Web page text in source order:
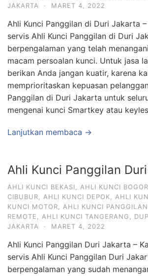
JAKARTA
· MARET 4, 2022
Ahli Kunci Panggilan di Duri Jakarta
servis Ahli Kunci Panggilan di Duri
berpengalaman yang telah
macam persoalan kunci. Untuk jasa
berikan Anda jangan kuatir, karena
memprioritaskan kepuasan
Panggilan di Duri Jakarta untuk
mengenai kunci Smartkey atau
Lanjutkan membaca →
Ahli Kunci Panggilan
AHLI KUNCI BEKASI AHLI KUNCI BOGOR
CIBUBUR
AHLI KUNCI DEPOK AHLI
KUNCI MOTOR
AHLI KUNCI PANGGILAN
REMOTE
AHLI KUNCI TANGERANG
JAKARTA
· MARET 4, 2022
Ahli Kunci Panggilan Duri Jakarta –
servis Ahli Kunci Panggilan Duri
berpengalaman yang sudah